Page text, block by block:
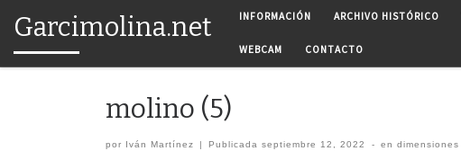
Saltar al contenido
Garcimolina.net INFORMACIÓN ARCHIVO HISTÓRICO
WEBCAM CONTACTO
molino (5)
por Iván Martínez | Publicadaseptiembre 12, 2022 - en dimensiones